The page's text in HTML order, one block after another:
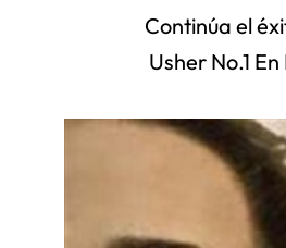
Continúa el
Usher No.1